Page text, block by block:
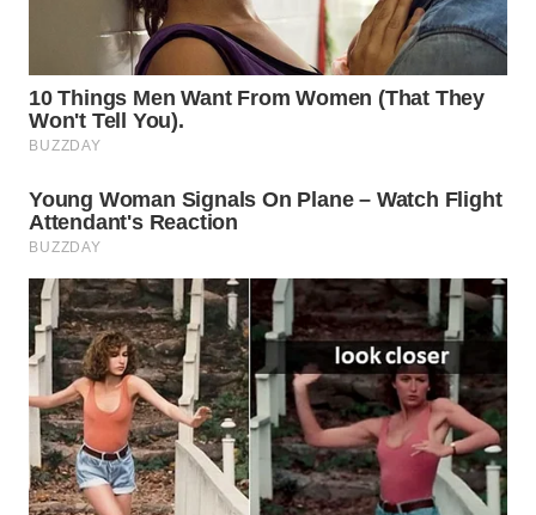
WN
BINTAN
WN
MANDALIKA
WN
LIKUPANG
WN
LABUANBAJO
WN
BORNEO